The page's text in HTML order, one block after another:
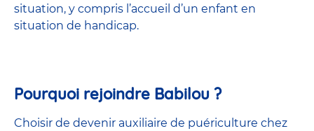
situation, y compris l’accueil d’un enfant en
situation de handicap.
Pourquoi rejoindre Babilou ?
Choisir de devenir auxiliaire de puériculture chez